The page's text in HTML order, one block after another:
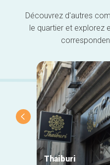
Découvrez d'autres
le quartier et explorez
Thaiburi